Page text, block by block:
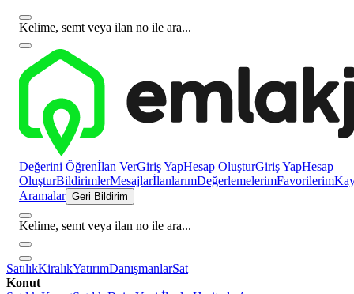
Kelime, semt veya ilan no ile ara...
Değerini Öğrenİlan VerGiriş YapHesap OluşturGiriş YapHesap
OluşturBildirimlerMesajlarİlanlarımDeğerlemelerimFavorilerim
Aramalar Geri Bildirim
Kelime, semt veya ilan no ile ara...
SatılıkKiralıkYatırımDanışmanlarSat
Konut